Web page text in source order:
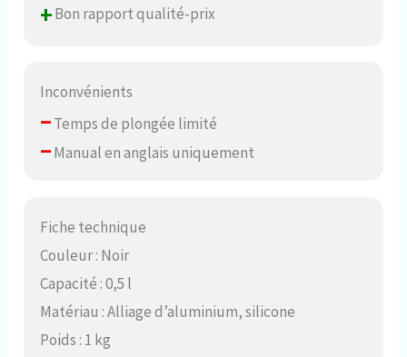
+Bon rapport qualité-prix
Inconvénients
–Temps de plongée limité
–Manual en anglais uniquement
Fiche technique
Couleur : Noir
Capacité : 0,5 l
Matériau : Alliage d’aluminium, silicone
Poids : 1 kg